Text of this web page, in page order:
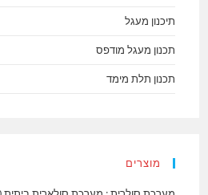
תיכנון מעגל
תכנון מעגל מודפס
תכנון תלת מימד
מוצרים